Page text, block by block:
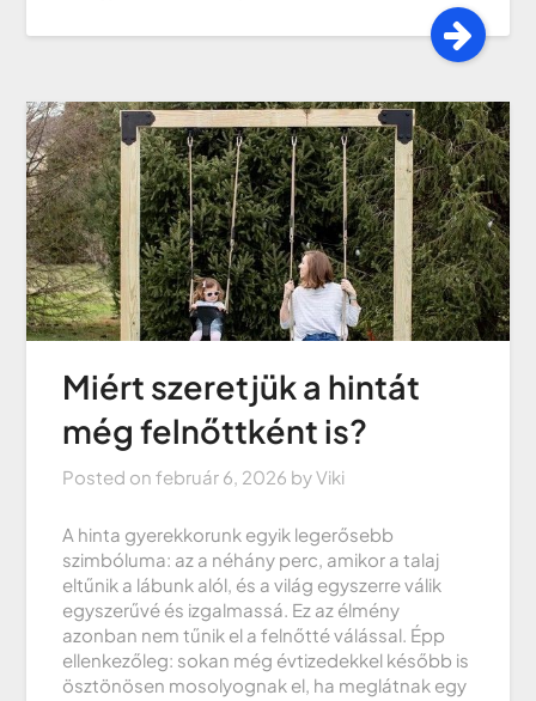
Miért szeretjük a hintát
még felnőttként is?
Posted onfebruár 6, 2026 byViki
A hinta gyerekkorunk egyik legerősebb
szimbóluma: az a néhány perc, amikor a talaj
eltűnik a lábunk alól, és a világ egyszerre válik
egyszerűvé és izgalmassá. Ez az élmény
azonban nem tűnik el a felnőtté válással. Épp
ellenkezőleg: sokan még évtizedekkel később is
ösztönösen mosolyognak el, ha meglátnak egy